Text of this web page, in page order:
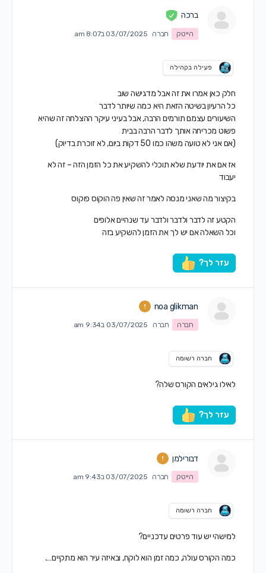
ברכה
הייטק חברה 03/07/2025 ב8:07 am
פעילה בקהילה
חלק כאן אמרו את זה אבל מדגישה שוב
כל הרעיון בשיטה הזאת היא כמה שיותר לדבר
השיעורים עצמם תורמים הרבה, אבל בעיני עיקר ההצלחה זה שהיא
פשוט מכריחה אותך לדבר הרבה בבית
(אם אני לא טועה משהו כמו 50 דקות ביום, לא זוכרת בדיוק)
אז אם את יודעת שלא תוכלי להשקיע את כל הזמן הזה – זה לא
יעבוד
בקיצור מה שאני מנסה לאמר זה שאין פה הוקוס פוקוס
הקטע זה לדבר ולדבר ולדבר עד שנהיים אלופים
וכל השאלה אם יש לך את הזמן להשקיע בזה
עזר לך?
noa glikman
חברה חברה 03/07/2025 ב9:34 am
חברה רשומה
לאילו גילאים הקורס שלה?
עזר לך?
דבורילמן
הייטק חברה 03/07/2025 ב9:43 am
חברה רשומה
למישהי יש עוד פרטים עדכניים?
כמה הקורס עולה, כמה זמן הוא לוקח, ובאיזה עיר הוא מתקיים….